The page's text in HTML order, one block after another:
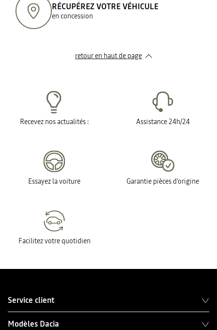
RÉCUPÉREZ VOTRE VÉHICULE
en concession
retour en haut de page​
Recevez nos actualités : Assistance 24h/24
Essayez la voiture Garantie pièces d'origine
Facilitez votre quotidien
Service client
Modèles Dacia